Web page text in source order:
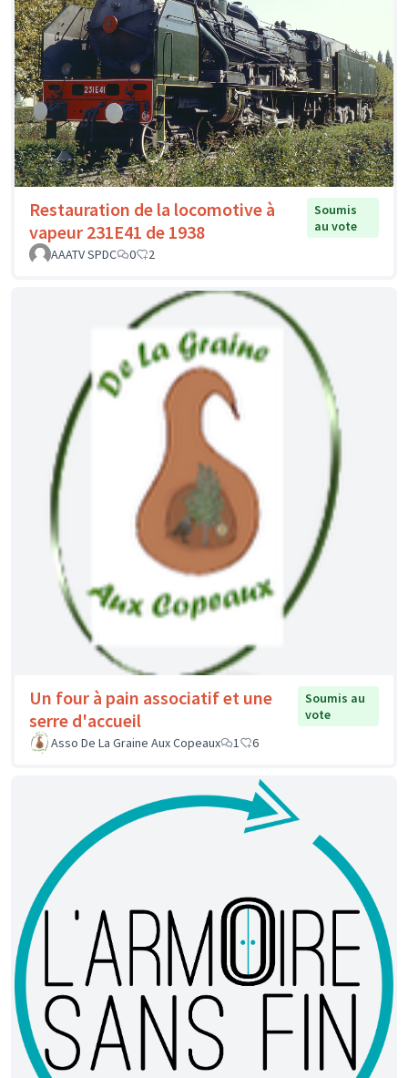
Restauration de la locomotive à
vapeur 231E41 de 1938
Soumis
au vote
AAATV SPDC
0 2
Un four à pain associatif et une
serre d'accueil
Soumis au
vote
Asso De La Graine Aux Copeaux
1 6